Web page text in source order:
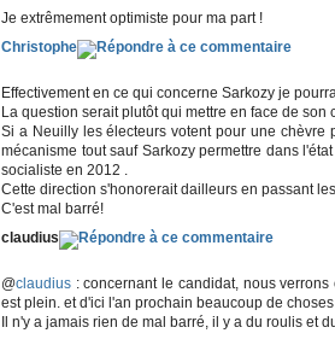
Je extrêmement optimiste pour ma part !
Christophe
Effectivement en ce qui concerne Sarkozy je
La question serait plutôt qui mettre en face de son
Si a Neuilly les électeurs votent pour une
mécanisme tout sauf Sarkozy permettre dans
socialiste en 2012 .
Cette direction s'honorerait dailleurs en passant
C'est mal barré!
claudius
@claudius : concernant le candidat, nous
est plein. et d'ici l'an prochain beaucoup de
Il n'y a jamais rien de mal barré, il y a du roulis et